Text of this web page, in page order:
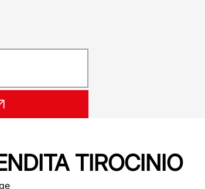
TIROCINIO